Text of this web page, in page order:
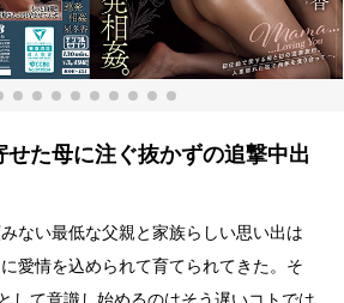
せた母に注ぐ抜かずの追撃中出
ない最低な父親と家族らしい思い出は
愛情を込められて育てられてきた。そ